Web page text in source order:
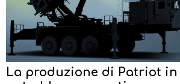
La produzione di Patriot